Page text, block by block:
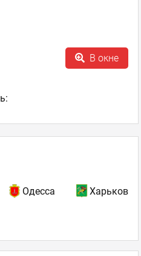
В окне
Одесса Харьков